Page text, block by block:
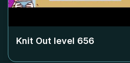
Knit Out level 656